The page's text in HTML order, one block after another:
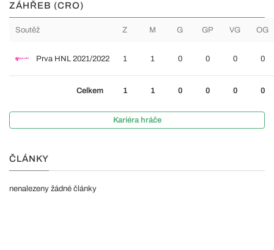
ZÁHŘEB (CRO)
Soutěž Z M G GP VG OG
Prva HNL 2021/2022 1 1 0 0 0 0
Celkem 1 1 0 0 0 0
Kariéra hráče
ČLÁNKY
nenalezeny žádné články